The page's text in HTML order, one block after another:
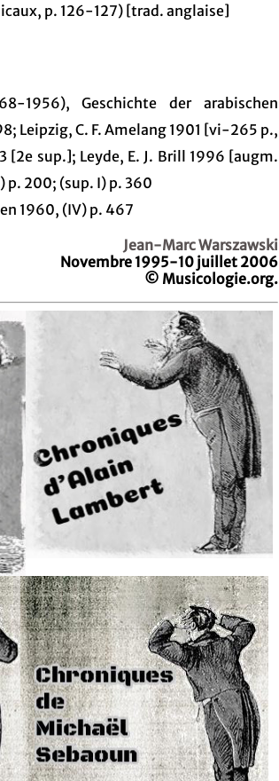
p. 126-127) [trad. anglaise]
1956), Geschichte der arabischen
Leipzig, C. F. Amelang 1901 [vi-265 p.,
[2e sup.]; Leyde, E. J. Brill 1996 [augm.
p. 200; (sup. I) p. 360
1960, (IV) p. 467
Jean-Marc Warszawski
Novembre 1995-10 juillet 2006
© Musicologie.org.